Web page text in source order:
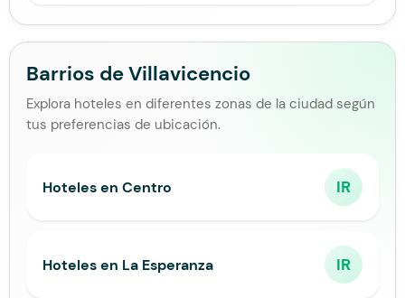
Barrios de Villavicencio
Explora hoteles en diferentes zonas de la ciudad según
tus preferencias de ubicación.
Hoteles en Centro IR
Hoteles en La Esperanza IR